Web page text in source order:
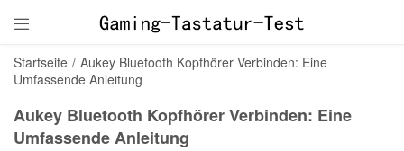

Startseite / Aukey Bluetooth Kopfhörer Verbinden: Eine
Umfassende Anleitung
Aukey Bluetooth Kopfhörer Verbinden: Eine
Umfassende Anleitung